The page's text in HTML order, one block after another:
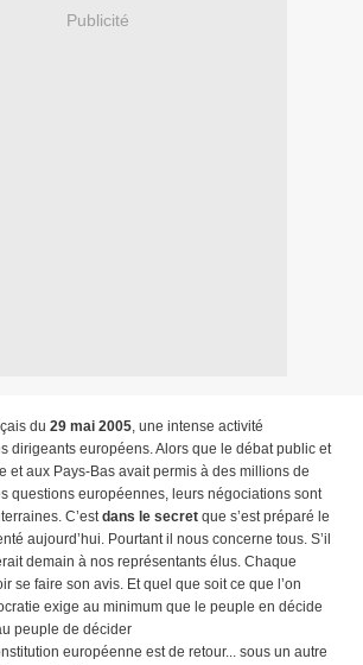
Publicité
du 29 mai 2005, une intense activité
dirigeants européens. Alors que le débat public et
et aux Pays-Bas avait permis à des millions de
questions européennes, leurs négociations sont
C’estdans le secret que s’est préparé le
aujourd’hui. Pourtant il nous concerne tous. S’il
demain à nos représentants élus. Chaque
se faire son avis. Et quel que soit ce que l’on
exige au minimum que le peuple en décide
peuple de décider
européenne est de retour... sous un autre